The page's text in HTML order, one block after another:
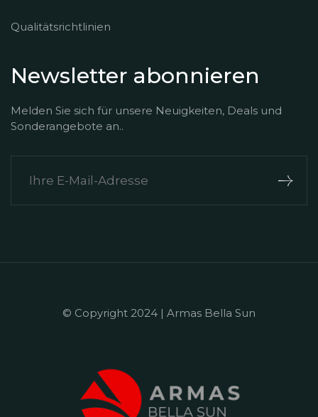
+90 242 524 50 55
Qualitätsrichtlinien
Newsletter abonnieren
Melden Sie sich für unsere Neuigkeiten, Deals und
Sonderangebote an..
© Copyright 2024 | Armas Bella Sun